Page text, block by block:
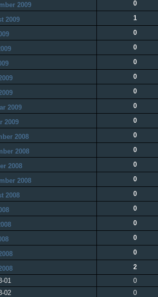
2009 0
2009 1
0
0
0
0
0
2009 0
2009 0
2008 0
2008 0
2008 0
2008 0
2008 0
0
0
0
0
2
01
0
02
0